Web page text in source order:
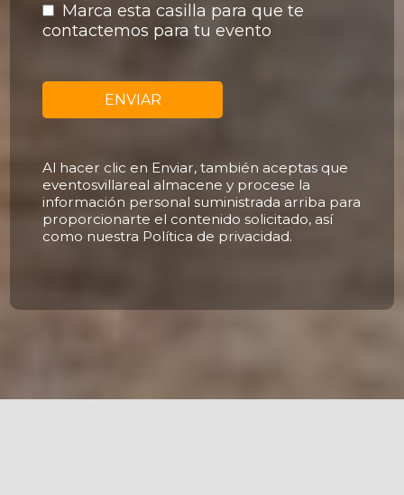
Marca esta casilla para que te
contactemos para tu evento
ENVIAR
Al hacer clic en Enviar, también aceptas que
eventosvillareal almacene y procese la
información personal suministrada arriba para
proporcionarte el contenido solicitado, así
como nuestra Política de privacidad.